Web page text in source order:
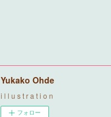
Yukako Ohde
i l l u s t r a t i o n
フォロー